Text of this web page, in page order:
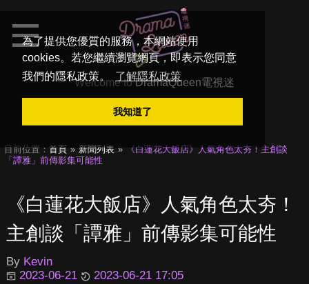
為了提供您優質的服務，本網站使用
cookies。若您繼續瀏覽網頁，即表示您同意
我們的隱私政策。
了解隱私政策
我知道了
Welcome toDramaQueen電視迷
目前位置： 首頁 新聞列表
《白蓮花大飯店》人氣角色太夯！主創談
「譚雅」前傳影集可能性
《白蓮花大飯店》人氣角色太夯！
主創談「譚雅」前傳影集可能性
By Kevin
2023-06-21
2023-06-21 17:05